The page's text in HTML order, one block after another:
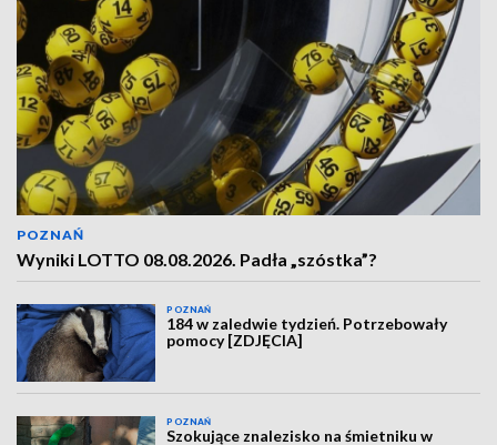
POZNAŃ
Wyniki LOTTO 08.08.2026. Padła „szóstka”?
POZNAŃ
184 w zaledwie tydzień. Potrzebowały
pomocy [ZDJĘCIA]
POZNAŃ
Szokujące znalezisko na śmietniku w